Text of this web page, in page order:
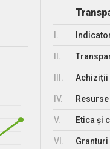
Achiziții
IV.
V. Etica și
VI.